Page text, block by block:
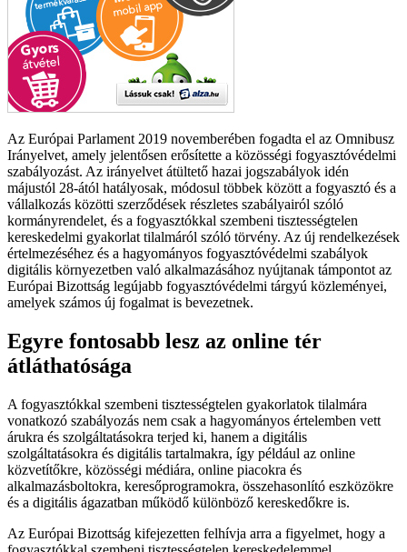
Az Európai Parlament 2019 novemberében fogadta el az Omnibusz
Irányelvet, amely jelentősen erősítette a közösségi fogyasztóvédelmi
szabályozást. Az irányelvet átültető hazai jogszabályok idén
májustól 28-ától hatályosak, módosul többek között a fogyasztó és a
vállalkozás közötti szerződések részletes szabályairól szóló
kormányrendelet, és a fogyasztókkal szembeni tisztességtelen
kereskedelmi gyakorlat tilalmáról szóló törvény. Az új rendelkezések
értelmezéséhez és a hagyományos fogyasztóvédelmi szabályok
digitális környezetben való alkalmazásához nyújtanak támpontot az
Európai Bizottság legújabb fogyasztóvédelmi tárgyú közleményei,
amelyek számos új fogalmat is bevezetnek.
Egyre fontosabb lesz az online tér
átláthatósága
A fogyasztókkal szembeni tisztességtelen gyakorlatok tilalmára
vonatkozó szabályozás nem csak a hagyományos értelemben vett
árukra és szolgáltatásokra terjed ki, hanem a digitális
szolgáltatásokra és digitális tartalmakra, így például az online
közvetítőkre, közösségi médiára, online piacokra és
alkalmazásboltokra, keresőprogramokra, összehasonlító eszközökre
és a digitális ágazatban működő különböző kereskedőkre is.
Az Európai Bizottság kifejezetten felhívja arra a figyelmet, hogy a